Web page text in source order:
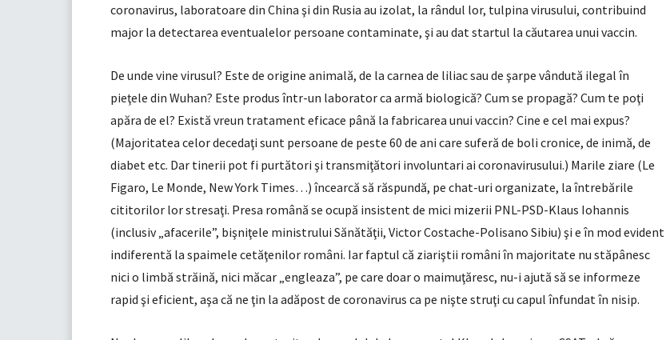
coronavirus, laboratoare din China şi din Rusia au izolat, la rândul lor, tulpina virusului, contribuind
major la detectarea eventualelor persoane contaminate, şi au dat startul la căutarea unui vaccin.
De unde vine virusul? Este de origine animală, de la carnea de liliac sau de şarpe vândută ilegal în
pieţele din Wuhan? Este produs într-un laborator ca armă biologică? Cum se propagă? Cum te poţi
apăra de el? Există vreun tratament eficace până la fabricarea unui vaccin? Cine e cel mai expus?
(Majoritatea celor decedaţi sunt persoane de peste 60 de ani care suferă de boli cronice, de inimă, de
diabet etc. Dar tinerii pot fi purtători şi transmiţători involuntari ai coronavirusului.) Marile ziare (Le
Figaro, Le Monde, New York Times…) încearcă să răspundă, pe chat-uri organizate, la întrebările
cititorilor lor stresaţi. Presa română se ocupă insistent de mici mizerii PNL-PSD-Klaus Iohannis
(inclusiv „afacerile”, bişniţele ministrului Sănătăţii, Victor Costache-Polisano Sibiu) şi e în mod evident
indiferentă la spaimele cetăţenilor români. Iar faptul că ziariştii români în majoritate nu stăpânesc
nici o limbă străină, nici măcar „engleaza”, pe care doar o maimuţăresc, nu-i ajută să se informeze
rapid şi eficient, aşa că ne ţin la adăpost de coronavirus ca pe nişte struţi cu capul înfundat în nisip.